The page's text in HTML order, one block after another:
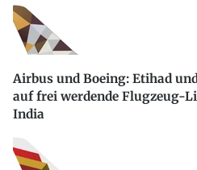
Airbus und Boeing: Etihad
auf frei werdende Flugzeug-
India